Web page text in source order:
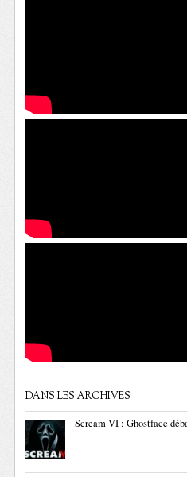
DANS LES ARCHIVES
Scream VI : Ghostface